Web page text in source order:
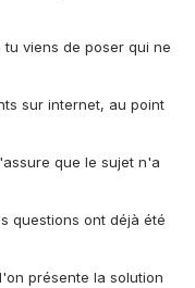
viens de poser qui ne
sur internet, au point
que le sujet n'a
questions ont déjà été
présente la solution